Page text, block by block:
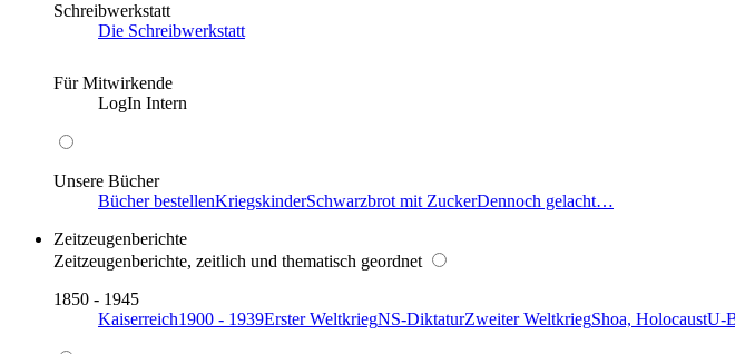
Schreibwerkstatt
Die Schreibwerkstatt
Für Mitwirkende
LogIn Intern
Unsere Bücher
Bücher bestellenKriegskinderSchwarzbrot mit ZuckerDennoch gelacht…
Zeitzeugenberichte
Zeitzeugenberichte, zeitlich und thematisch geordnet
1850 - 1945
Kaiserreich1900 - 1939Erster WeltkriegNS-DiktaturZweiter WeltkriegShoa, HolocaustU-